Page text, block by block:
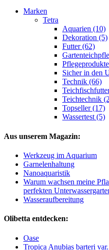
Marken
Tetra
Aquarien (10)
Dekoration (5)
Futter (62)
Sicher in den
Technik (66)
Teichtechnik
Topseller (17)
Wassertest (5)
Aus unserem Magazin:
Werkzeug im Aquarium
Garnelenhaltung
Nanoaquaristik
Warum wachsen meine
perfekten
Wasseraufbereitung
Olibetta entdecken:
Oase
Tropica Anubias barteri